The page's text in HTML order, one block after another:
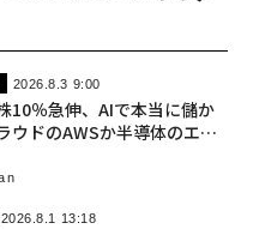
2026.8.3 9:00
10％急伸、AIで本当に儲か
ウドのAWSか半導体のエヌ
2026.8.1 13:18